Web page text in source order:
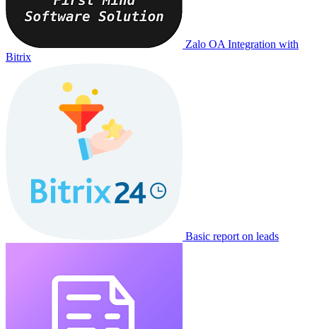
Zalo OA Integration with
Bitrix
Basic report on leads